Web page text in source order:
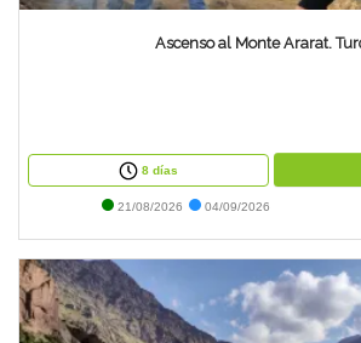
Ascenso al Monte Ararat.
8 días
21/08/2026 04/09/2026